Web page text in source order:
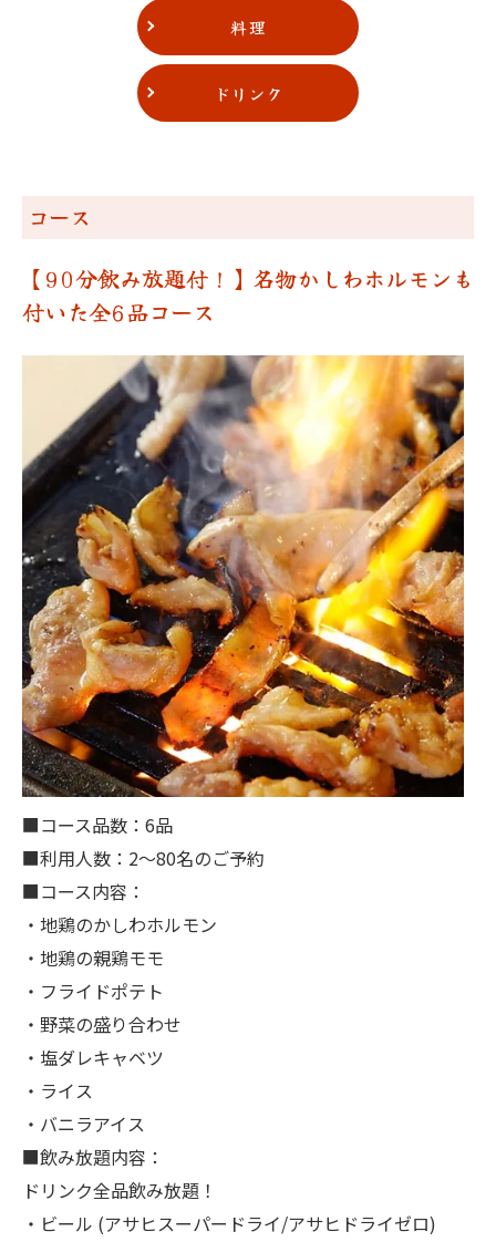
料理
ドリンク
コース
【90分飲み放題付！】名物かしわホルモンも
付いた全6品コース
■コース品数：6品
■利用人数：2～80名のご予約
■コース内容：
・地鶏のかしわホルモン
・地鶏の親鶏モモ
・フライドポテト
・野菜の盛り合わせ
・塩ダレキャベツ
・ライス
・バニラアイス
■飲み放題内容：
ドリンク全品飲み放題！
・ビール (アサヒスーパードライ/アサヒドライゼロ)